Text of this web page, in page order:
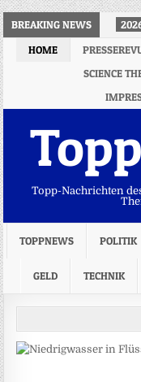
BREAKING NEWS
HOME
SCIENCE
Topp-Nachrichten
TOPPNEWS POLITIK
GELD TECHNIK